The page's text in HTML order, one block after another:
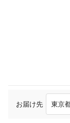
お届け先